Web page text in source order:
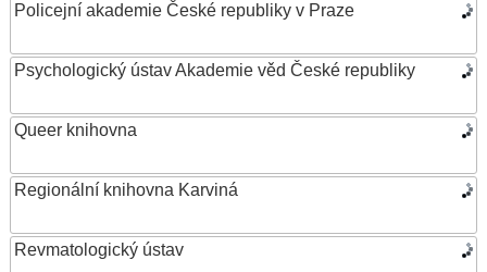
Policejní akademie České republiky v Praze
Psychologický ústav Akademie věd České republiky
Queer knihovna
Regionální knihovna Karviná
Revmatologický ústav